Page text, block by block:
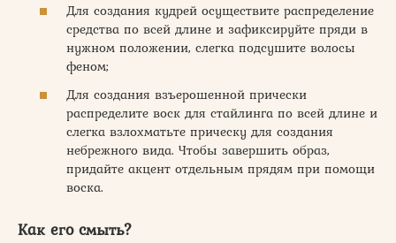
Для создания кудрей осуществите распределение
средства по всей длине и зафиксируйте пряди в
нужном положении, слегка подсушите волосы
феном;
Для создания взъерошенной прически
распределите воск для стайлинга по всей длине и
слегка взлохматьте прическу для создания
небрежного вида. Чтобы завершить образ,
придайте акцент отдельным прядям при помощи
воска.
Как его смыть?